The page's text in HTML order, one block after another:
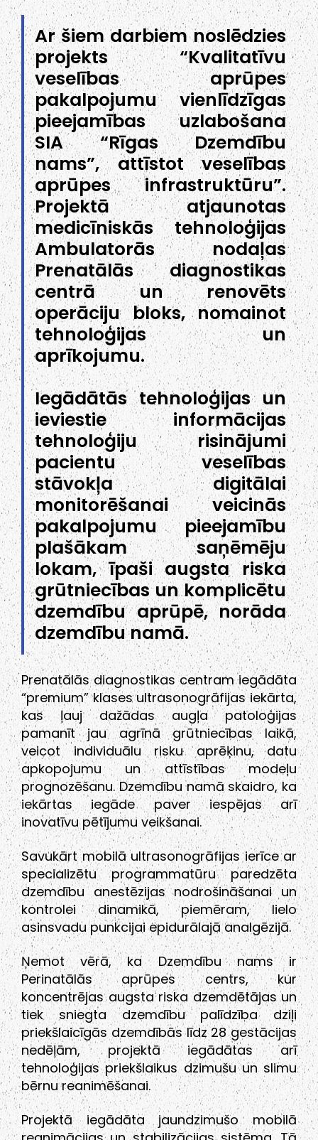
Ar šiem darbiem noslēdzies
projekts “Kvalitatīvu
veselības aprūpes
pakalpojumu vienlīdzīgas
pieejamības uzlabošana
SIA “Rīgas Dzemdību
nams”, attīstot veselības
aprūpes infrastruktūru”.
Projektā atjaunotas
medicīniskās tehnoloģijas
Ambulatorās nodaļas
Prenatālās diagnostikas
centrā un renovēts
operāciju bloks, nomainot
tehnoloģijas un
aprīkojumu.
Iegādātās tehnoloģijas un
ieviestie informācijas
tehnoloģiju risinājumi
pacientu veselības
stāvokļa digitālai
monitorēšanai veicinās
pakalpojumu pieejamību
plašākam saņēmēju
lokam, īpaši augsta riska
grūtniecības un komplicētu
dzemdību aprūpē, norāda
dzemdību namā.
Prenatālās diagnostikas centram iegādāta
“premium” klases ultrasonogrāfijas iekārta,
kas ļauj dažādas augļa patoloģijas
pamanīt jau agrīnā grūtniecības laikā,
veicot individuālu risku aprēķinu, datu
apkopojumu un attīstības modeļu
prognozēšanu. Dzemdību namā skaidro, ka
iekārtas iegāde paver iespējas arī
inovatīvu pētījumu veikšanai.
Savukārt mobilā ultrasonogrāfijas ierīce ar
specializētu programmatūru paredzēta
dzemdību anestēzijas nodrošināšanai un
kontrolei dinamikā, piemēram, lielo
asinsvadu punkcijai epidurālajā analgēzijā.
Ņemot vērā, ka Dzemdību nams ir
Perinatālās aprūpes centrs, kur
koncentrējas augsta riska dzemdētājas un
tiek sniegta dzemdību palīdzība dziļi
priekšlaicīgās dzemdībās līdz 28 gestācijas
nedēļām, projektā iegādātas arī
tehnoloģijas priekšlaikus dzimušu un slimu
bērnu reanimēšanai.
Projektā iegādāta jaundzimušo mobilā